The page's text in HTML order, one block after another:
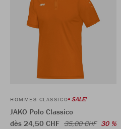
HOMMES CLASSICO SALE!
JAKO Polo Classico
dès 24,50 CHF 35,00 CHF 30 %